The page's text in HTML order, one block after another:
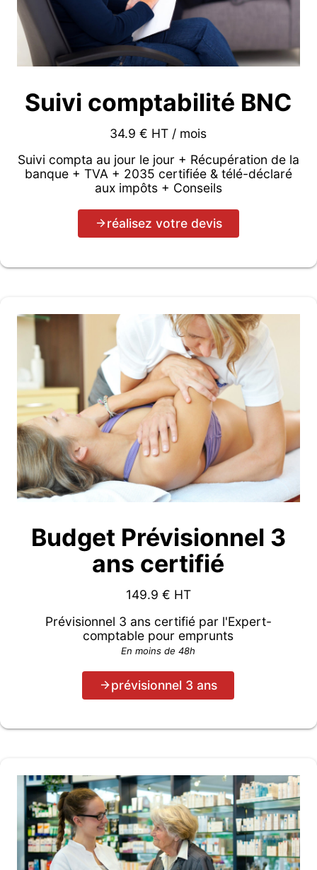
Suivi comptabilité BNC
34.9 € HT / mois
Suivi compta au jour le jour + Récupération de la
banque + TVA + 2035 certifiée & télé-déclaré
aux impôts + Conseils
réalisez votre devis
Budget Prévisionnel 3
ans certifié
149.9 € HT
Prévisionnel 3 ans certifié par l'Expert-
comptable pour emprunts
En moins de 48h
prévisionnel 3 ans